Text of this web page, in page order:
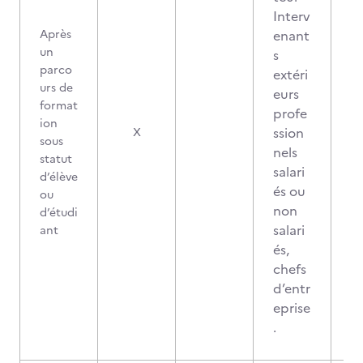
Après
un
parco
urs de
format
ion
sous
statut
d’élève
ou
d’étudi
ant
X
Interv
enant
s
extéri
eurs
profe
ssion
nels
salari
és ou
non
salari
és,
chefs
d’entr
eprise
.